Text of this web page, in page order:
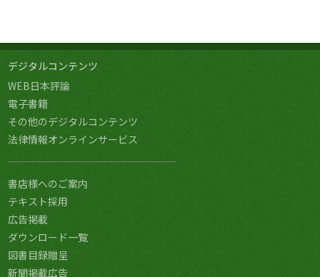
デジタルコンテンツ
WEB日本評論
電子書籍
その他のデジタルコンテンツ
法律情報オンラインサービス
書店様へのご案内
テキスト採用
広告掲載
ダウンロード一覧
図書目録贈呈
新聞掲載広告